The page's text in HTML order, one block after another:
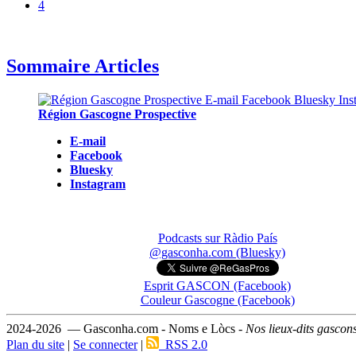
4
Sommaire Articles
Région Gascogne Prospective
E-mail
Facebook
Bluesky
Instagram
Podcasts sur Ràdio País
@gasconha.com (Bluesky)
Esprit GASCON (Facebook)
Couleur Gascogne (Facebook)
2024-2026 — Gasconha.com - Noms e Lòcs - Nos lieux-dits
Plan du site | Se connecter| RSS 2.0